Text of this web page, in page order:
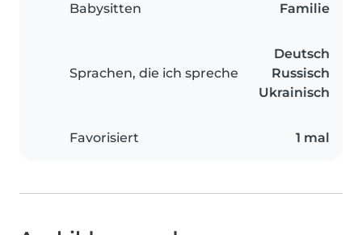
Babysitten
Familie
Sprachen, die ich spreche
Deutsch
Russisch
Ukrainisch
Favorisiert 1 mal